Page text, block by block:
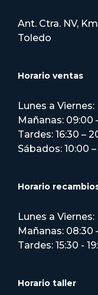
Ant. Ctra. NV,
Toledo
Horario ventas
Lunes a Viernes:
Mañanas: 09:00
Tardes: 16:30 –
Sábados: 10:00 –
Horario
Lunes a Viernes:
Mañanas: 08:30
Tardes: 15:30 -
Horario taller